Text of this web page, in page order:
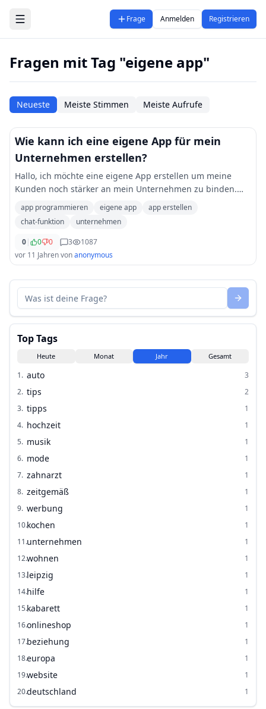
Zum Hauptinhalt springen
Frage Anmelden Registrieren
Fragen mit Tag "eigene app"
Neueste Meiste Stimmen Meiste Aufrufe
Wie kann ich eine eigene App für mein
Unternehmen erstellen?
Hallo, ich möchte eine eigene App erstellen um meine
Kunden noch stärker an mein Unternehmen zu binden.
Die App soll meine Facebook-Stream aufs Handy bringen,
eine Chatfunktion beinhalten und Push-Nac
app programmieren eigene app
app erstellen
chat-funktion
unternehmen
0| 0 0 3
1087
vor 11 Jahrenvonanonymous
Top Tags
Heute Monat Jahr Gesamt
1. auto
3
2. tips
2
3. tipps
1
4. hochzeit
1
5. musik
1
6. mode
1
7. zahnarzt
1
8. zeitgemäß
1
9. werbung
1
10.kochen
1
11.unternehmen
1
12.wohnen
1
13.leipzig
1
14.hilfe
1
15.kabarett
1
16.onlineshop
1
17.beziehung
1
18.europa
1
19.website
1
20.deutschland 1